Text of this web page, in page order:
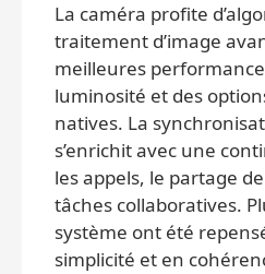
La caméra profite
traitement d’image
meilleures
luminosité et des
natives. La
s’enrichit avec une
les appels, le partage
tâches collaboratives.
système ont été
simplicité et en